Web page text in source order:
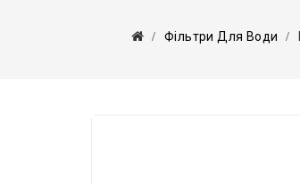
Фільтри Для Води